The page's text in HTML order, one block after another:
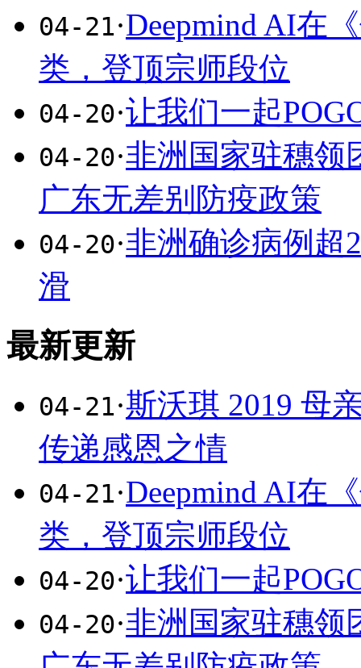
04-21·Deepmind AI在
类，登顶宗师段位
04-20·让我们一起
04-20·非洲国家驻穗领
广东无差别防疫政策
04-20·非洲确诊病例超
滑
最新更新
04-21·斯沃琪 2019 母
传递感恩之情
04-21·Deepmind AI在
类，登顶宗师段位
04-20·让我们一起
04-20·非洲国家驻穗领